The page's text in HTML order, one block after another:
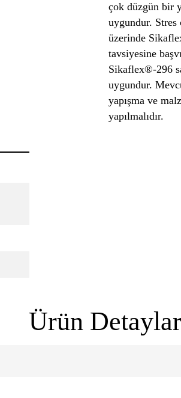
çok düzgün bir
uygundur. Stres
üzerinde
tavsiyesine
Sikaflex®-296
uygundur.
yapışma ve
yapılmalıdır.
Ürün